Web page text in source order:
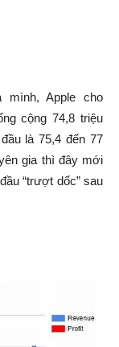
mình, Apple cho
cộng 74,8 triệu
là 75,4 đến 77
gia thì đây mới
“trượt dốc” sau